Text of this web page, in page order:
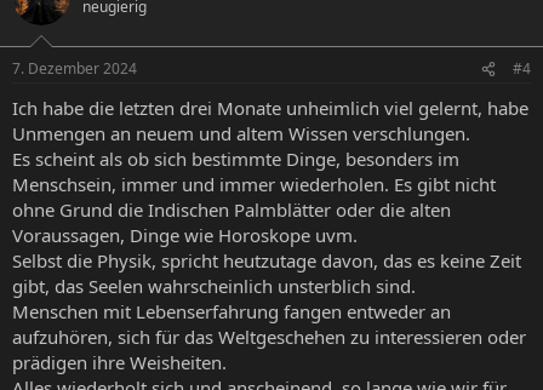
neugierig
7. Dezember 2024 #4
Ich habe die letzten drei Monate unheimlich viel gelernt, habe
Unmengen an neuem und altem Wissen verschlungen.
Es scheint als ob sich bestimmte Dinge, besonders im
Menschsein, immer und immer wiederholen. Es gibt nicht
ohne Grund die Indischen Palmblätter oder die alten
Voraussagen, Dinge wie Horoskope uvm.
Selbst die Physik, spricht heutzutage davon, das es keine Zeit
gibt, das Seelen wahrscheinlich unsterblich sind.
Menschen mit Lebenserfahrung fangen entweder an
aufzuhören, sich für das Weltgeschehen zu interessieren oder
prädigen ihre Weisheiten.